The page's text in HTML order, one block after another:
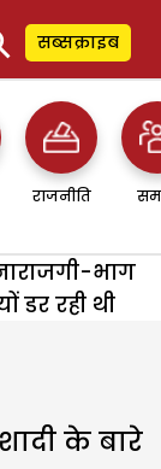
सब्सक्राइब
राजनीति
भाग
डर रही थी
के बारे